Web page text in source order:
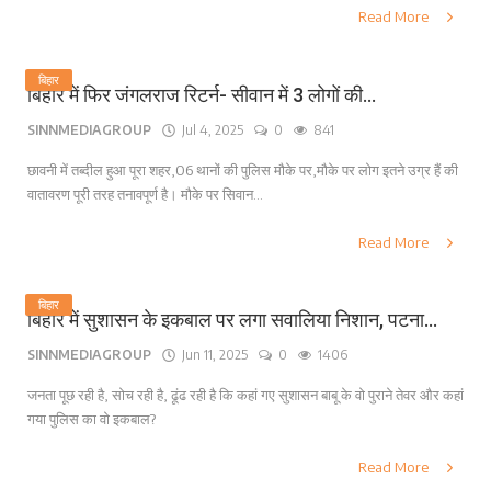
Read More
बिहार
बिहार में फिर जंगलराज रिटर्न- सीवान में 3 लोगों की...
SINNMEDIAGROUP Jul 4, 2025 0 841
छावनी में तब्दील हुआ पूरा शहर,06 थानों की पुलिस मौके पर,मौके पर लोग इतने उग्र हैं की
वातावरण पूरी तरह तनावपूर्ण है। मौके पर सिवान...
Read More
बिहार
बिहार में सुशासन के इकबाल पर लगा सवालिया निशान, पटना...
SINNMEDIAGROUP Jun 11, 2025 0 1406
जनता पूछ रही है, सोच रही है, ढूंढ रही है कि कहां गए सुशासन बाबू के वो पुराने तेवर और कहां
गया पुलिस का वो इकबाल?
Read More